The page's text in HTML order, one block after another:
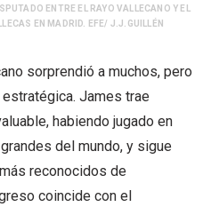
ENTRE EL RAYO VALLECANO Y EL
EN MADRID. EFE/ J.J.GUILLÉN
sorprendió a muchos, pero
James trae
habiendo jugado en
del mundo, y sigue
reconocidos de
coincide con el